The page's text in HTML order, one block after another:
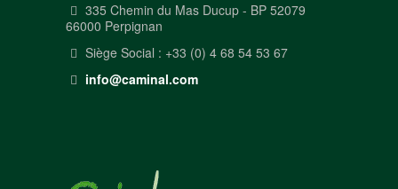
335 Chemin du Mas Ducup - BP 52079
66000 Perpignan
Siège Social : +33 (0) 4 68 54 53 67
info@caminal.com